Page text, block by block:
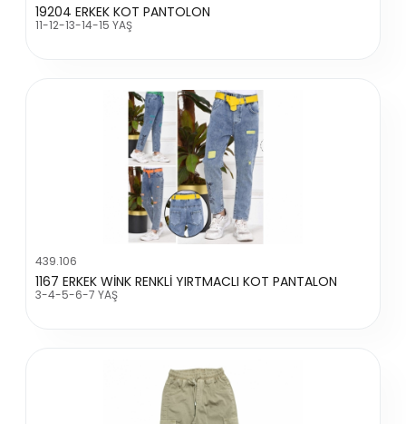
19204 ERKEK KOT PANTOLON
11-12-13-14-15 YAŞ
439.106
1167 ERKEK WİNK RENKLİ YIRTMACLI KOT PANTALON
3-4-5-6-7 YAŞ